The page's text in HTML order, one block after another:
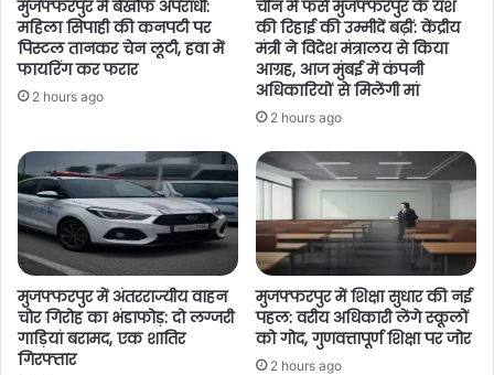
मुजफ्फरपुर में बेखौफ अपराधी:
महिला सिपाही की कनपटी पर
पिस्टल तानकर चेन लूटी, हवा में
फायरिंग कर फरार
2 hours ago
चीन में फंसे मुजफ्फरपुर के यश
की रिहाई की उम्मीदें बढ़ीं: केंद्रीय
मंत्री ने विदेश मंत्रालय से किया
आग्रह, आज मुंबई में कंपनी
अधिकारियों से मिलेंगी मां
2 hours ago
मुजफ्फरपुर में अंतरराज्यीय वाहन
चोर गिरोह का भंडाफोड़: दो लग्जरी
गाड़ियां बरामद, एक शातिर
गिरफ्तार
मुजफ्फरपुर में शिक्षा सुधार की नई
पहल: वरीय अधिकारी लेंगे स्कूलों
को गोद, गुणवत्तापूर्ण शिक्षा पर जोर
2 hours ago